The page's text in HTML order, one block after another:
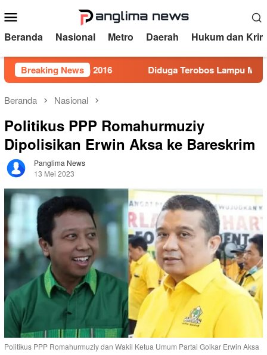
ke
kontenMobile
Beranda Nasional Metro Daerah Hukum dan
Breaking News
5 Tahun 2016 Diduga Terobos Lampu Merah,
Beranda Nasional
Politikus PPP Romahurmuziy
Dipolisikan Erwin Aksa ke Bareskrim
Panglima News
13 Mei 2023
Politikus PPP Romahurmuziy dan Wakil Ketua Umum Partai Golkar Erwin Aksa